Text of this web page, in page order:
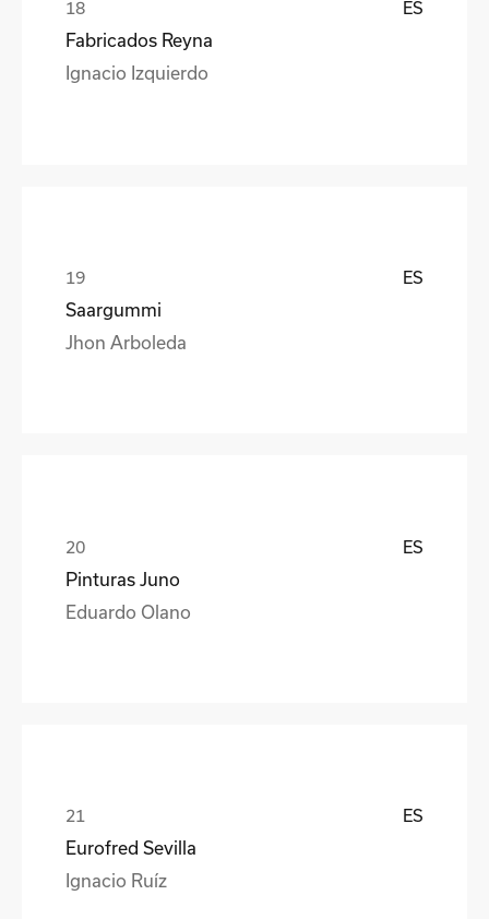
ES
Fabricados Reyna
Ignacio Izquierdo
ES
Saargummi
Jhon Arboleda
ES
Pinturas Juno
Eduardo Olano
ES
Eurofred Sevilla
Ignacio Ruíz